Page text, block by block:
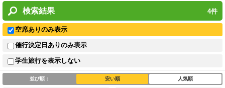
検索結果 4件
空席ありのみ表示
催行決定日ありのみ表示
学生旅行を表示しない
並び順： 安い順 人気順